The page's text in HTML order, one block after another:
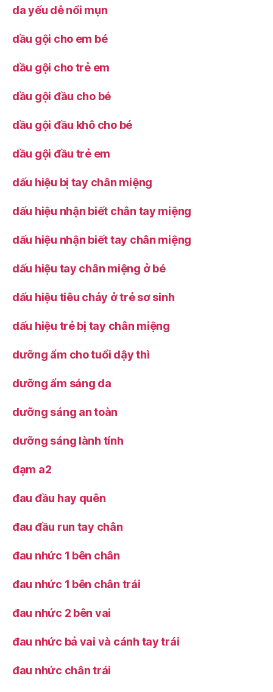
da yếu dễ nổi mụn
dầu gội cho em bé
dầu gội cho trẻ em
dầu gội đầu cho bé
dầu gội đầu khô cho bé
dầu gội đầu trẻ em
dấu hiệu bị tay chân miệng
dấu hiệu nhận biết chân tay miệng
dấu hiệu nhận biết tay chân miệng
dấu hiệu tay chân miệng ở bé
dấu hiệu tiêu chảy ở trẻ sơ sinh
dấu hiệu trẻ bị tay chân miệng
dưỡng ẩm cho tuổi dậy thì
dưỡng ẩm sáng da
dưỡng sáng an toàn
dưỡng sáng lành tính
đạm a2
đau đầu hay quên
đau đầu run tay chân
đau nhức 1 bên chân
đau nhức 1 bên chân trái
đau nhức 2 bên vai
đau nhức bả vai và cánh tay trái
đau nhức chân trái